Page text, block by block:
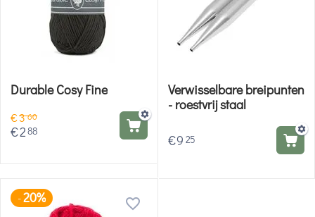
Durable Cosy Fine
€360
€288
Verwisselbare breipunten
- roestvrij staal
€9 25
-20%